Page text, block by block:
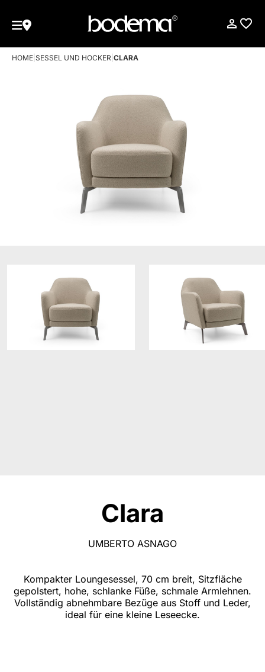
HOME SESSEL UND HOCKER CLARA
Clara
UMBERTO ASNAGO
Kompakter Loungesessel, 70 cm breit, Sitzfläche
gepolstert, hohe, schlanke Füße, schmale Armlehnen.
Vollständig abnehmbare Bezüge aus Stoff und Leder,
ideal für eine kleine Leseecke.